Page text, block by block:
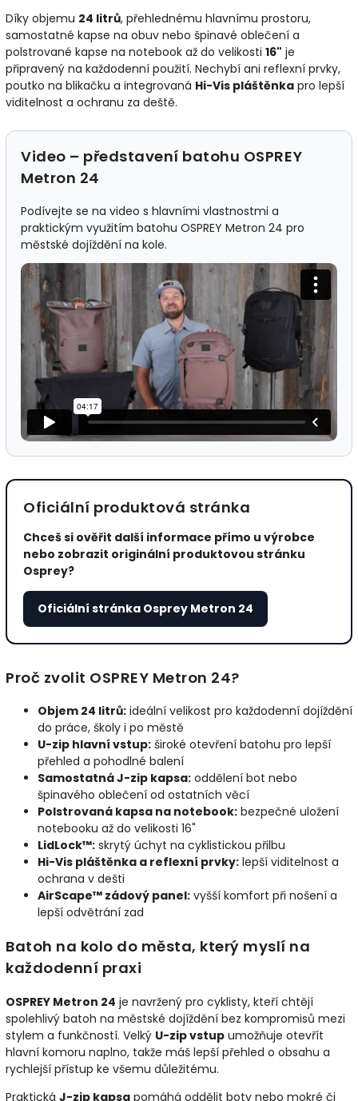
Díky objemu 24 litrů, přehlednému hlavnímu prostoru,
samostatné kapse na obuv nebo špinavé oblečení a
polstrované kapse na notebook až do velikosti 16" je
připravený na každodenní použití. Nechybí ani reflexní prvky,
poutko na blikačku a integrovaná Hi-Vis pláštěnka pro lepší
viditelnost a ochranu za deště.
Video – představení batohu OSPREY
Metron 24
Podívejte se na video s hlavními vlastnostmi a
praktickým využitím batohu OSPREY Metron 24 pro
městské dojíždění na kole.
Oficiální produktová stránka
Chceš si ověřit další informace přímo u výrobce
nebo zobrazit originální produktovou stránku
Osprey?
Oficiální stránka Osprey Metron 24
Proč zvolit OSPREY Metron 24?
Objem 24 litrů: ideální velikost pro každodenní dojíždění
do práce, školy i po městě
U-zip hlavní vstup: široké otevření batohu pro lepší
přehled a pohodlné balení
Samostatná J-zip kapsa: oddělení bot nebo
špinavého oblečení od ostatních věcí
Polstrovaná kapsa na notebook: bezpečné uložení
notebooku až do velikosti 16"
LidLock™: skrytý úchyt na cyklistickou přilbu
Hi-Vis pláštěnka a reflexní prvky: lepší viditelnost a
ochrana v dešti
AirScape™ zádový panel: vyšší komfort při nošení a
lepší odvětrání zad
Batoh na kolo do města, který myslí na
každodenní praxi
OSPREY Metron 24 je navržený pro cyklisty, kteří chtějí
spolehlivý batoh na městské dojíždění bez kompromisů mezi
stylem a funkčností. Velký U-zip vstup umožňuje otevřít
hlavní komoru naplno, takže máš lepší přehled o obsahu a
rychlejší přístup ke všemu důležitému.
Praktická J-zip kapsa pomáhá oddělit boty nebo mokré či